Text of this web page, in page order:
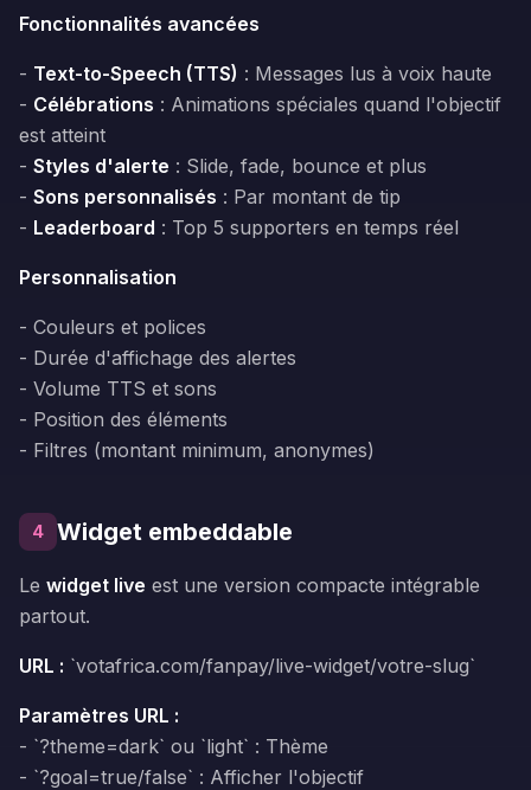
Fonctionnalités avancées
- Text-to-Speech (TTS) : Messages lus à voix haute
- Célébrations : Animations spéciales quand l'objectif
est atteint
- Styles d'alerte : Slide, fade, bounce et plus
- Sons personnalisés : Par montant de tip
- Leaderboard : Top 5 supporters en temps réel
Personnalisation
- Couleurs et polices
- Durée d'affichage des alertes
- Volume TTS et sons
- Position des éléments
- Filtres (montant minimum, anonymes)
4 Widget embeddable
Le widget live est une version compacte intégrable
partout.
URL : `votafrica.com/fanpay/live-widget/votre-slug`
Paramètres URL :
- `?theme=dark` ou `light` : Thème
- `?goal=true/false` : Afficher l'objectif